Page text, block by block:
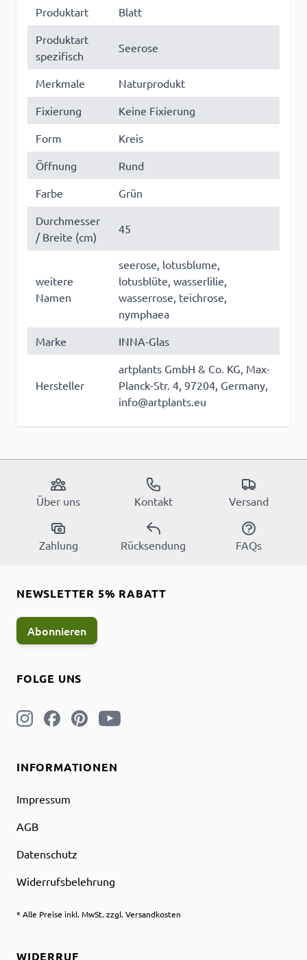
Produktart
Blatt
Produktart
spezifisch
Seerose
Merkmale
Naturprodukt
Fixierung
Keine Fixierung
Form
Kreis
Öffnung
Rund
Farbe
Grün
Durchmesser
/ Breite (cm)
45
weitere
Namen
seerose, lotusblume,
lotusblüte, wasserlilie,
wasserrose, teichrose,
nymphaea
Marke
INNA-Glas
Hersteller
artplants GmbH & Co. KG, Max-
Planck-Str. 4, 97204, Germany,
info@artplants.eu
Über uns Kontakt Versand
Zahlung Rücksendung FAQs
INFORMATIONEN
Impressum
AGB
Datenschutz
Widerrufsbelehrung
* Alle Preise inkl. MwSt. zzgl. Versandkosten
FOLGE UNS
NEWSLETTER 5% RABATT
Abonnieren
WIDERRUF